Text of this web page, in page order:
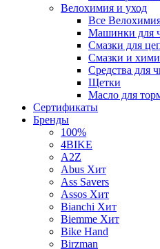
Велохимия и уход
Все
Машинки для
Смазки для
Смазки и
Средства для
Щетки
Масло для
Сертификаты
Бренды
100%
4BIKE
A2Z
Abus Хит
Ass Savers
Assos Хит
Bianchi Хит
Biemme Хит
Bike Hand
Birzman